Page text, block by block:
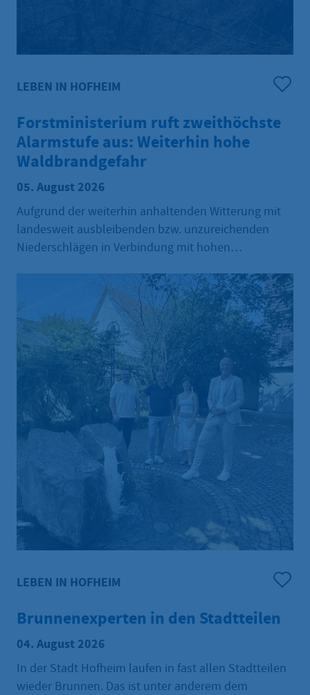
LEBEN IN HOFHEIM
Forstministerium ruft zweithöchste
Alarmstufe aus: Weiterhin hohe
Waldbrandgefahr
05. August 2026
Aufgrund der weiterhin anhaltenden Witterung mit
landesweit ausbleibenden bzw. unzureichenden
Niederschlägen in Verbindung mit hohen
(hohe Waldbrandgefahr) des Alarmstufen-Planes für
alle Landesteile Hessens ausgerufen. Eine
nachhaltige Entspannung der Waldbrandgefahr ist
vorerst nicht in Sicht. Daher werden auch weiterhin
keine Genehmigungen für Nutzfeuer durch die
städtische Ordnungsbehörde erteilt. Ab wann
Nutzfeuer wieder möglich sein werden, lässt sich mit
Blick auf die anhaltende Trockenheit derzeit nicht
prognostizieren.
LEBEN IN HOFHEIM
Brunnenexperten in den Stadtteilen
04. August 2026
In der Stadt Hofheim laufen in fast allen Stadtteilen
wieder Brunnen. Das ist unter anderem dem